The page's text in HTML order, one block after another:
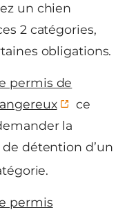
un chien
2 catégories,
obligations.
permis de
ce
la
détention d’un
permis